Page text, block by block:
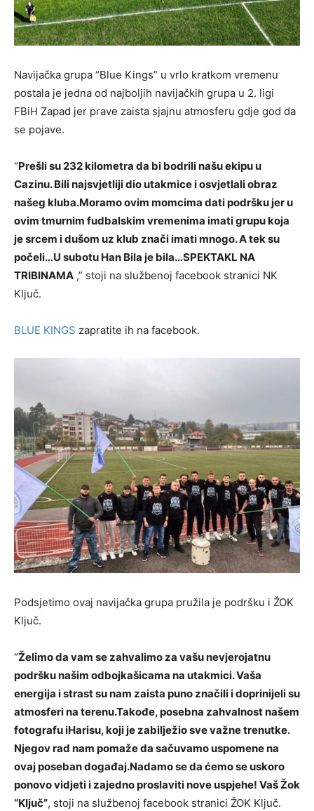
Navijačka grupa “Blue Kings” u vrlo kratkom vremenu
postala je jedna od najboljih navijačkih grupa u 2. ligi
FBiH Zapad jer prave zaista sjajnu atmosferu gdje god da
se pojave.
“Prešli su 232 kilometra da bi bodrili našu ekipu u
Cazinu. Bili najsvjetliji dio utakmice i osvjetlali obraz
našeg kluba.Moramo ovim momcima dati podršku jer u
ovim tmurnim fudbalskim vremenima imati grupu koja
je srcem i dušom uz klub znači imati mnogo. A tek su
počeli…U subotu Han Bila je bila…SPEKTAKL NA
TRIBINAMA ,” stoji na službenoj facebook stranici NK
Ključ.
BLUE KINGS zapratite ih na facebook.
Podsjetimo ovaj navijačka grupa pružila je podršku i ŽOK
Ključ.
“Želimo da vam se zahvalimo za vašu nevjerojatnu
podršku našim odbojkašicama na utakmici. Vaša
energija i strast su nam zaista puno značili i doprinijeli su
atmosferi na terenu.Takođe, posebna zahvalnost našem
fotografu iHarisu, koji je zabilježio sve važne trenutke.
Njegov rad nam pomaže da sačuvamo uspomene na
ovaj poseban događaj.Nadamo se da ćemo se uskoro
ponovo vidjeti i zajedno proslaviti nove uspjehe! Vaš Žok
“Ključ”, stoji na službenoj facebook stranici ŽOK Ključ.